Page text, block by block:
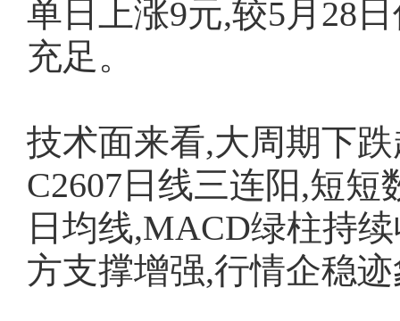
单日上涨9元,较5月28
充足。
技术面来看,大周期下
C2607日线三连阳,短
日均线,MACD绿柱持
方支撑增强,行情企稳